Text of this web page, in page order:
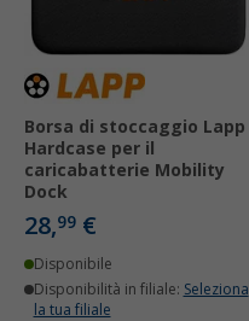
Borsa di stoccaggio Lapp
Hardcase per il
caricabatterie Mobility
Dock
28,99 €
Disponibile
Disponibilità in filiale: Seleziona
la tua filiale